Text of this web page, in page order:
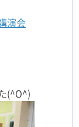
演会
(^O^)